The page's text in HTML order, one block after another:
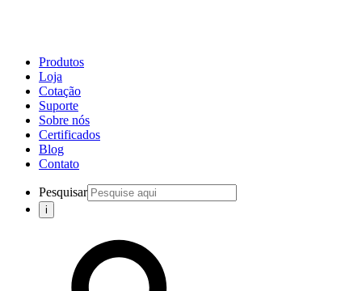
Produtos
Loja
Cotação
Suporte
Sobre nós
Certificados
Blog
Contato
Pesquisar